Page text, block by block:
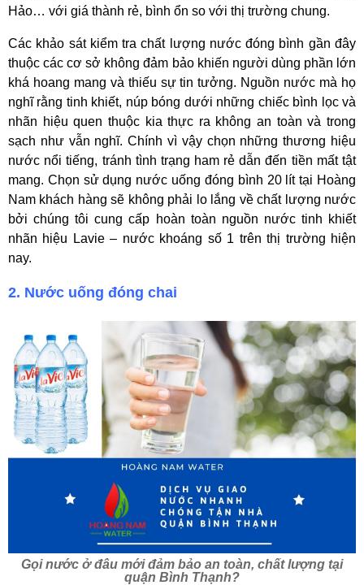
Hảo… với giá thành rẻ, bình ổn so với thị trường chung.
Các khảo sát kiểm tra chất lượng nước đóng bình gần đây
thuộc các cơ sở không đảm bảo khiến người dùng phần lớn
khá hoang mang và thiếu sự tin tưởng. Nguồn nước mà họ
nghĩ rằng tinh khiết, núp bóng dưới những chiếc bình lọc và
nhãn hiệu quen thuộc kia thực ra không an toàn và trong
sạch như vẫn nghĩ. Chính vì vậy chọn những thương hiệu
nước nổi tiếng, tránh tình trạng ham rẻ dẫn đến tiền mất tật
mang. Chọn sử dụng nước uống đóng bình 20 lít tại Hoàng
Nam khách hàng sẽ không phải lo lắng về chất lượng nước
bởi chúng tôi cung cấp hoàn toàn nguồn nước tinh khiết
nhãn hiệu Lavie – nước khoáng số 1 trên thị trường hiện
nay.
2. Nước uống đóng chai
Gọi nước ở đâu mới đảm bảo an toàn, chất lượng tại
quận Bình Thạnh?